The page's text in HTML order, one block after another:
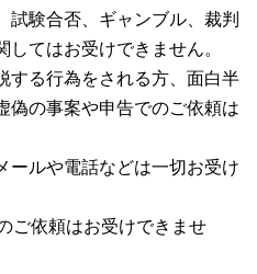
試験合否、ギャンブル、裁判
てはお受けできません。
する行為をされる方、面白半
偽の事案や申告でのご依頼は
ールや電話などは一切お受け
ご依頼はお受けできませ